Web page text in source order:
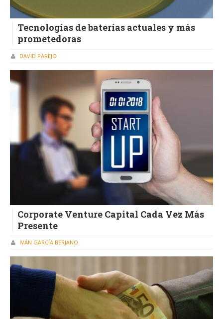
Tecnologías de baterías actuales y más
prometedoras
DAVID PAREJO
Corporate Venture Capital Cada Vez Más
Presente
IVÁN GARCÍA BERJANO